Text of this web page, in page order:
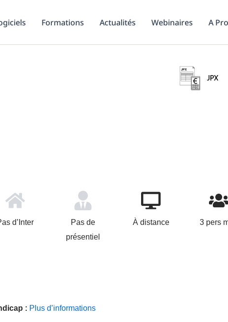
Formations Actualités Webinaires A
d’Inter
Pas de
présentiel
À distance 3 pers
: Plus d’informations